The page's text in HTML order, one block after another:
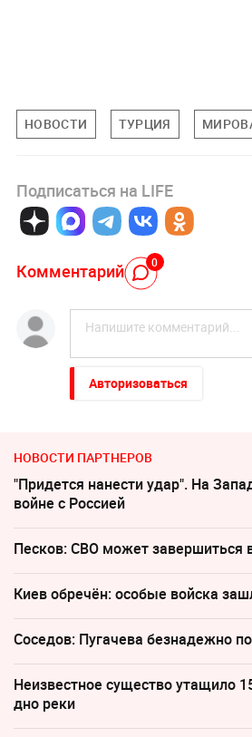
НОВОСТИ ТУРЦИЯ
Подписаться на LIFE
Комментарий 0
Авторизоваться
НОВОСТИ ПАРТНЕРОВ
"Придется нанести удар". На
войне с Россией
Песков: СВО может завершиться
Киев обречён: особые войска
Соседов: Пугачева безнадежно
Неизвестное существо утащило
дно реки